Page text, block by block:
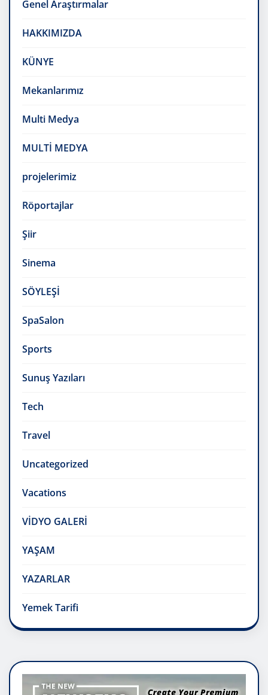
Genel Araştırmalar
HAKKIMIZDA
KÜNYE
Mekanlarımız
Multi Medya
MULTİ MEDYA
projelerimiz
Röportajlar
Şiir
Sinema
SÖYLEŞİ
SpaSalon
Sports
Sunuş Yazıları
Tech
Travel
Uncategorized
Vacations
VİDYO GALERİ
YAŞAM
YAZARLAR
Yemek Tarifi